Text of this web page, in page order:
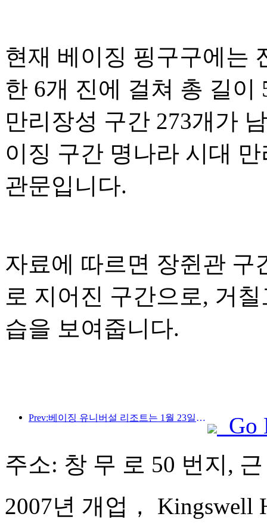
현재 베이징 핑구구에는
한 6개 진에 걸쳐 총 길이
만리장성 구간 273개가
이징 구간 명나라 시대
관문입니다.
자료에 따르면 장쥔관 구
로 지어진 구간으로, 거
습을 보여줍니다.
Prev:베이징 유니버설 리조트는 1월 23일부터 40일간 유니버설 중국 설날 이벤트를 개최합니다.
Go
주소: 창 무 로 50 번지,
2007년 개업， Kingswell